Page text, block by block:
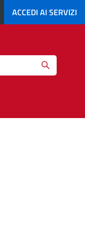
ACCEDI AI SERVIZI
Search